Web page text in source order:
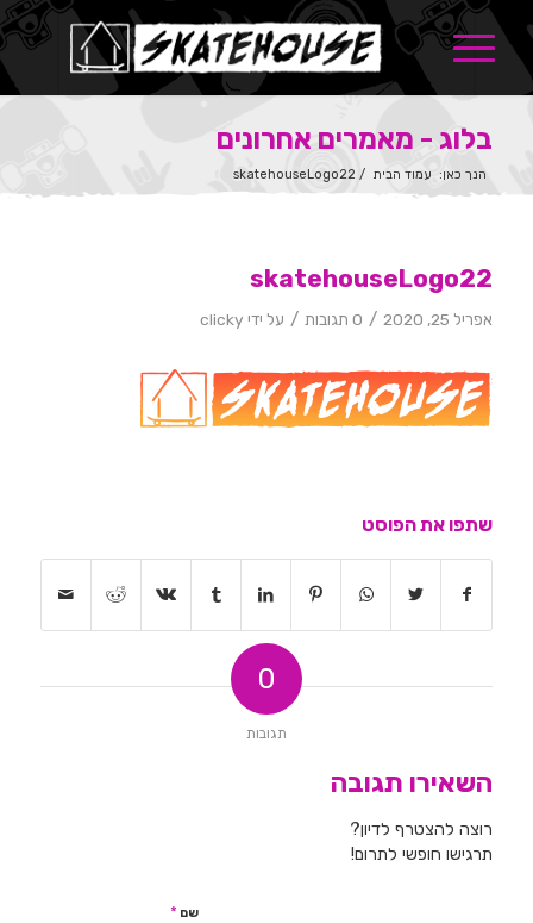
בלוג - מאמרים אחרונים
הנך כאן: עמוד הבית /
skatehouseLogo22
skatehouseLogo22
אפריל 25, 2020 / 0 תגובות / על ידי clicky
שתפו את הפוסט
0
תגובות
השאירו תגובה
רוצה להצטרף לדיון?
תרגישו חופשי לתרום!
שם *